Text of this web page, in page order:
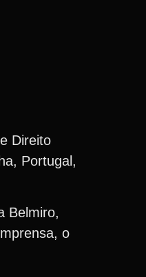
Direito
Portugal,
Belmiro,
o